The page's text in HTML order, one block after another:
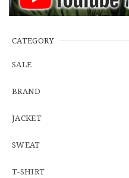
CATEGORY
SALE
BRAND
JACKET
SWEAT
T-SHIRT